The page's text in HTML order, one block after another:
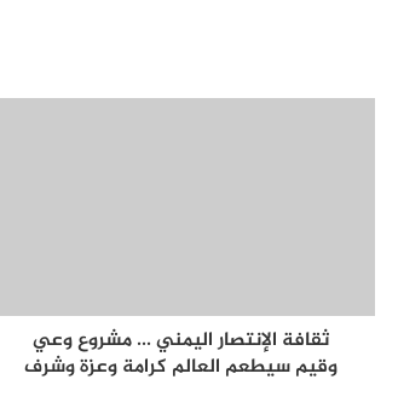
ثقافة الإنتصار اليمني ... مشروع وعي
وقيم سيطعم العالم كرامة وعزة وشرف